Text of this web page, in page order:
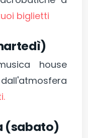
biglietti
house
(sabato)